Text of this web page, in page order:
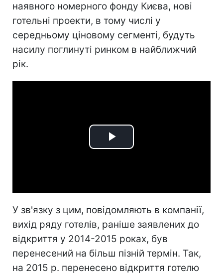
наявного номерного фонду Києва, нові
готельні проекти, в тому числі у
середньому ціновому сегменті, будуть
насилу поглинуті ринком в найближчий
рік.
Play
У зв'язку з цим, повідомляють в компанії,
вихід ряду готелів, раніше заявлених до
відкриття у 2014-2015 роках, був
перенесений на більш пізній термін. Так,
на 2015 р. перенесено відкриття готелю